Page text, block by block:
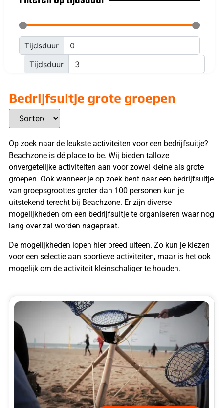
Tijdsduur
Tijdsduur
Bedrijfsuitje grote groepen
Op zoek naar de leukste activiteiten voor een bedrijfsuitje?
Beachzone is dé place to be. Wij bieden talloze
onvergetelijke activiteiten aan voor zowel kleine als grote
groepen. Ook wanneer je op zoek bent naar een bedrijfsuitje
van groepsgroottes groter dan 100 personen kun je
uitstekend terecht bij Beachzone. Er zijn diverse
mogelijkheden om een bedrijfsuitje te organiseren waar nog
lang over zal worden nagepraat.
De mogelijkheden lopen hier breed uiteen. Zo kun je kiezen
voor een selectie aan sportieve activiteiten, maar is het ook
mogelijk om de activiteit kleinschaliger te houden.